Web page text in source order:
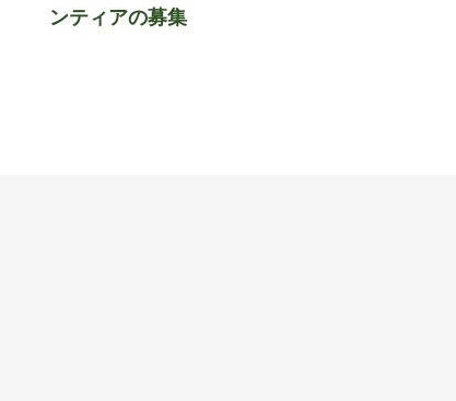
ンティアの募集